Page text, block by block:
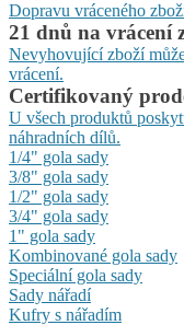
Dopravu vráceného
21 dnů na vrácení
Nevyhovující zboží
vrácení.
Certifikovaný
U všech produktů
náhradních dílů.
1/4" gola sady
3/8" gola sady
1/2" gola sady
3/4" gola sady
1" gola sady
Kombinované gola sady
Speciální gola sady
Sady nářadí
Kufry s nářadím